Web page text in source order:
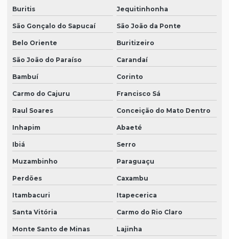
Buritis Jequitinhonha
São Gonçalo do Sapucaí São João da Ponte
Belo Oriente Buritizeiro
São João do Paraíso Carandaí
Bambuí Corinto
Carmo do Cajuru Francisco Sá
Raul Soares Conceição do Mato Dentro
Inhapim Abaeté
Ibiá Serro
Muzambinho Paraguaçu
Perdões Caxambu
Itambacuri Itapecerica
Santa Vitória Carmo do Rio Claro
Monte Santo de Minas Lajinha